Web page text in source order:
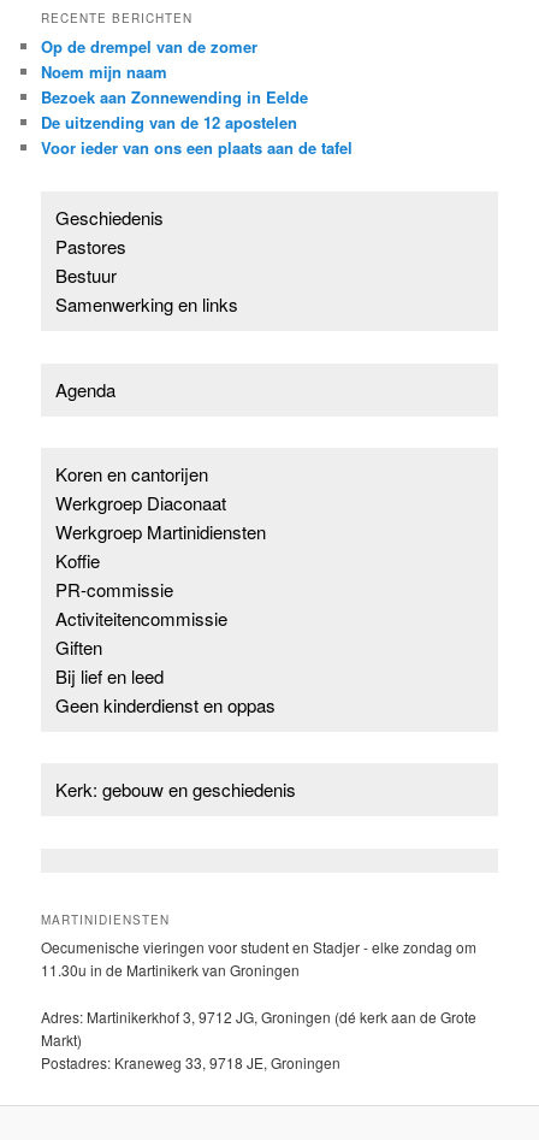
RECENTE BERICHTEN
Op de drempel van de zomer
Noem mijn naam
Bezoek aan Zonnewending in Eelde
De uitzending van de 12 apostelen
Voor ieder van ons een plaats aan de tafel
Geschiedenis
Pastores
Bestuur
Samenwerking en links
Agenda
Koren en cantorijen
Werkgroep Diaconaat
Werkgroep Martinidiensten
Koffie
PR-commissie
Activiteitencommissie
Giften
Bij lief en leed
Geen kinderdienst en oppas
Kerk: gebouw en geschiedenis
MARTINIDIENSTEN
Oecumenische vieringen voor student en Stadjer - elke zondag om
11.30u in de Martinikerk van Groningen
Adres: Martinikerkhof 3, 9712 JG, Groningen (dé kerk aan de Grote
Markt)
Postadres: Kraneweg 33, 9718 JE, Groningen